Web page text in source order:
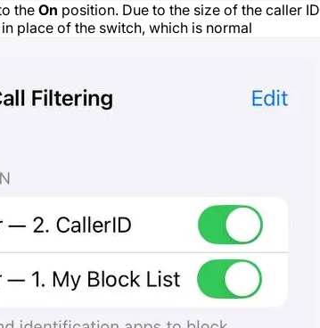
theOn position. Due to the size of the caller ID
place of the switch, which is normal